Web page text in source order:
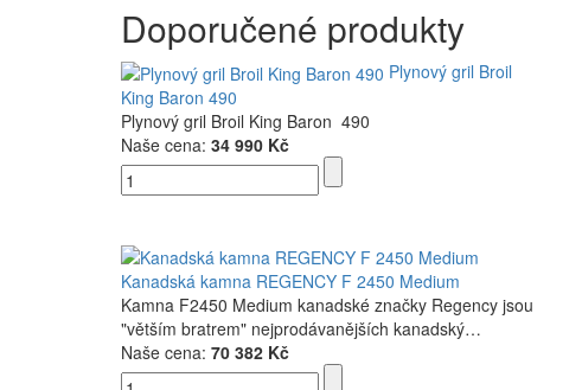
Doporučené produkty
Plynový gril Broil
King Baron 490
Plynový gril Broil King Baron 490
Naše cena: 34 990 Kč
Kanadská kamna REGENCY F 2450 Medium
Kamna F2450 Medium kanadské značky Regency jsou
"větším bratrem" nejprodávanějších kanadský…
Naše cena: 70 382 Kč